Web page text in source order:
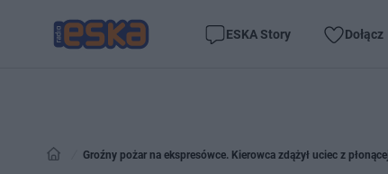
ESKA Story Dołącz
Groźny pożar na ekspresówce. Kierowca zdążył uciec z